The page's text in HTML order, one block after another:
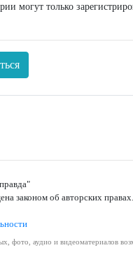
могут только
законом об авторских правах.
фото, аудио и видеоматериалов